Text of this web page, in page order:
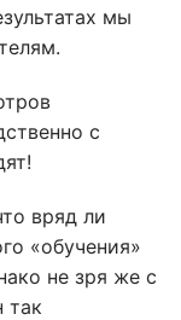
мы
с
вряд ли
«обучения»
не зря же с
так